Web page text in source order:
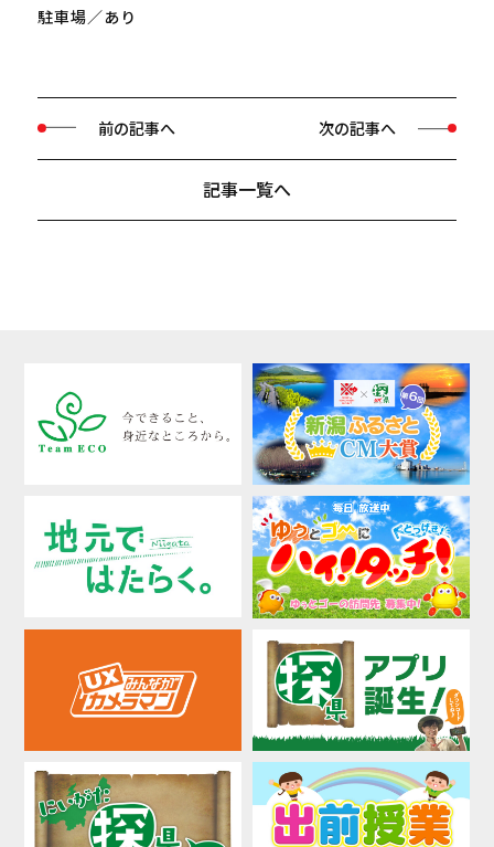
駐車場／あり
前の記事へ
記事一覧へ
次の記事へ